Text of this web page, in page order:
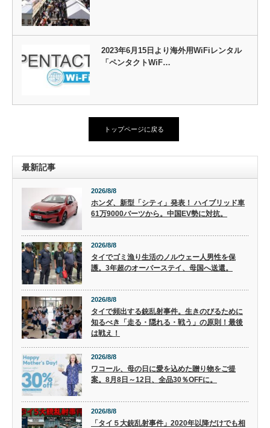
2023年6月15日より海外用WiFiレンタル
「ペンタクトWiF…
トップページに戻る
最新記事
2026/8/8
ホンダ、新型「シティ」発表！ ハイブリッド車
61万9000バーツから。中国EV勢に対抗。
2026/8/8
タイでゴミ漁り生活のノルウェー人男性を保
護。3年超のオーバーステイ、母国へ送還。
2026/8/8
タイで頻出する銃乱射事件。生きのびるために
知るべき「走る・隠れる・戦う」の原則！最後
は戦え！
2026/8/8
ワコール、母の日に愛を込めた贈り物をご提
案。8月8日～12日、全品30％OFFに。
2026/8/8
「タイ５大銃乱射事件」2020年以降だけでも相